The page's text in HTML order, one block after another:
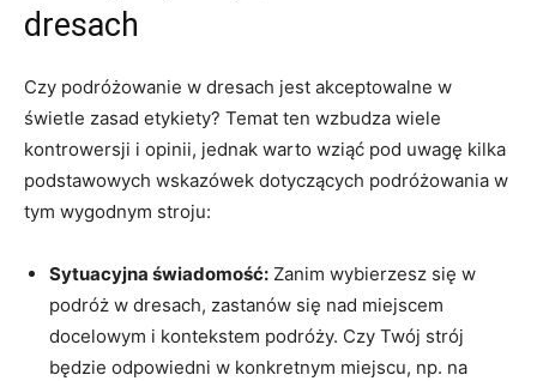
dresach
Czy podróżowanie w dresach jest‌ akceptowalne w
świetle⁤ zasad etykiety? Temat ten wzbudza‌ wiele
⁣kontrowersji‌ i ‍opinii, jednak warto wziąć pod uwagę kilka
podstawowych wskazówek⁤ dotyczących podróżowania‍ w
tym wygodnym stroju:
Sytuacyjna świadomość: ​Zanim wybierzesz się w
podróż w dresach, ⁤zastanów ​się nad‍ miejscem
docelowym⁢ i kontekstem‍ podróży. Czy Twój strój
będzie odpowiedni ‍w konkretnym ‍miejscu, np. ‌na